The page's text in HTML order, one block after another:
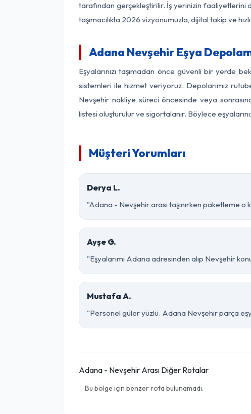
tarafından gerçekleştirilir. İş yerinizin faaliyetlerini
taşımacılıkta 2026 vizyonumuzla, dijital takip ve
Adana Nevşehir Eşya
Eşyalarınızı taşımadan önce güvenli bir yerde
sistemleri ile hizmet veriyoruz. Depolarımız
Nevşehir nakliye süreci öncesinde veya
listesi oluşturulur ve sigortalanır. Böylece
Müşteri Yorumları
Derya L.
"Adana - Nevşehir arası taşınırken paketleme o
Ayşe G.
"Eşyalarımı Adana adresinden alıp Nevşehir
Mustafa A.
"Personel güler yüzlü. Adana Nevşehir parça
Adana - Nevşehir Arası Diğer Rotalar
Bu bölge için benzer rota bulunamadı.